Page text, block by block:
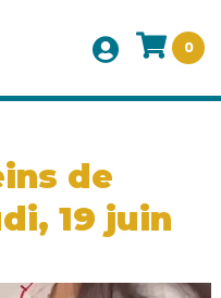
0
de
19 juin